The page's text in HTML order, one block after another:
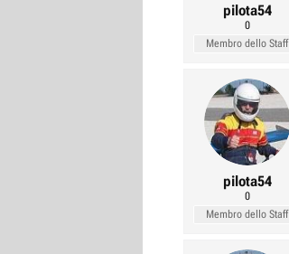
pilota54
0
Membro dello Staff
pilota54
0
Membro dello Staff